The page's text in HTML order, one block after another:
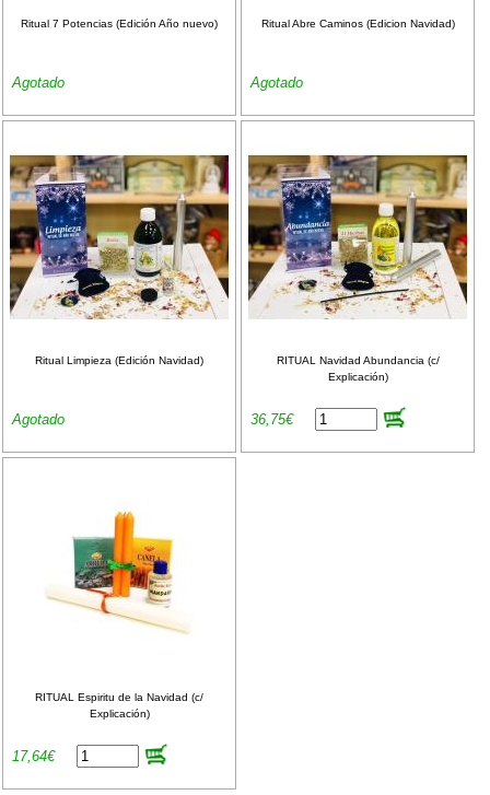
Ritual 7 Potencias (Edición Año nuevo)
Agotado
Ritual Abre Caminos (Edicion Navidad)
Agotado
Ritual Limpieza (Edición Navidad)
Agotado
RITUAL Navidad Abundancia (c/
Explicación)
36,75€
RITUAL Espiritu de la Navidad (c/
Explicación)
17,64€